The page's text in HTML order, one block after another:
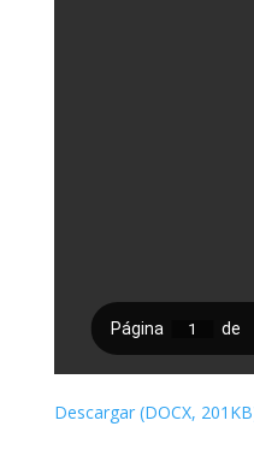
Descargar (DOCX,